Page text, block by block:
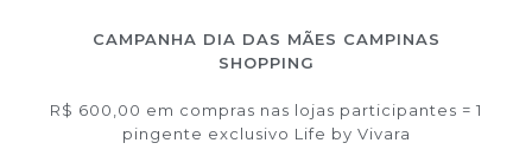
CAMPANHA DIA DAS MÃES CAMPINAS
SHOPPING
R$ 600,00 em compras nas lojas participantes = 1
pingente exclusivo Life by Vivara